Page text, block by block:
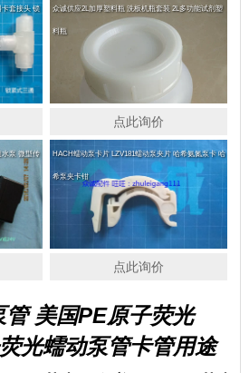
卡套接头 锁 众诚供应2L加厚塑料瓶 洗板机瓶套装 2L多功能试剂塑
料瓶
点此询价
水泵 微型传 HACH蠕动泵卡片 LZV181蠕动泵夹片 哈希氨氮泵卡 哈
希泵夹卡钳
点此询价
美国PE原子荧光
光蠕动泵管卡管用途